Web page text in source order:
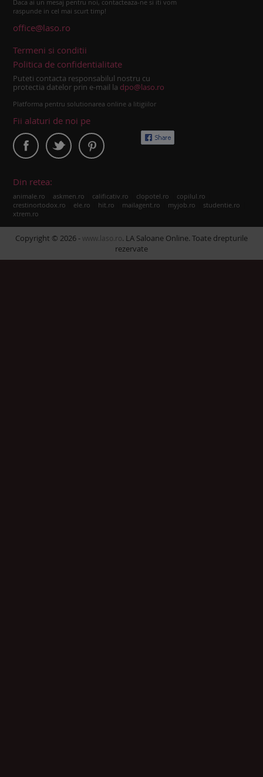
Daca ai un mesaj pentru noi, contacteaza-ne si iti vom
raspunde in cel mai scurt timp!
office@laso.ro
Termeni si conditii
Politica de confidentialitate
Puteti contacta responsabilul nostru cu
protectia datelor prin e-mail la dpo@laso.ro
Platforma pentru solutionarea online a litigiilor
Fii alaturi de noi pe
Din retea:
animale.ro askmen.ro calificativ.ro clopotel.ro copilul.ro
crestinortodox.ro ele.ro hit.ro mailagent.ro myjob.ro studentie.ro
xtrem.ro
Copyright © 2026 - www.laso.ro. LA Saloane Online. Toate drepturile
rezervate